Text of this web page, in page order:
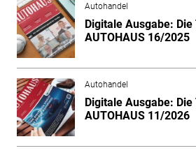
Autohandel
Digitale Ausgabe:
AUTOHAUS 16/2025
Autohandel
Digitale Ausgabe:
AUTOHAUS 11/2026